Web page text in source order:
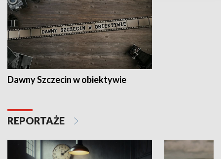
Dawny Szczecin w obiektywie
REPORTAŻE